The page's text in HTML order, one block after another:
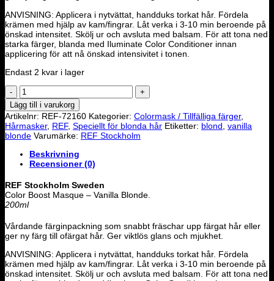
ANVISNING: Applicera i nytvättat, handduks torkat hår. Fördela
krämen med hjälp av kam/fingrar. Låt verka i 3-10 min beroende på
önskad intensitet. Skölj ur och avsluta med balsam. För att tona ned
starka färger, blanda med Iluminate Color Conditioner innan
applicering för att nå önskad intensivitet i tonen.
Endast 2 kvar i lager
COLOR
BOOST
MASQUE
-
VANILLA
BLONDE
mängd
Lägg till i varukorg
Artikelnr: REF-72160 Kategorier: Colormask / Tillfälliga färger,
Hårmasker, REF, Speciellt för blonda hår Etiketter: blond vanilla
blonde Varumärke: REF Stockholm
Beskrivning
Recensioner (0)
REF Stockholm Sweden
Color Boost Masque – Vanilla Blonde.
200ml
Vårdande färginpackning som snabbt fräschar upp färgat hår eller
ger ny färg till ofärgat hår. Ger viktlös glans och mjukhet.
ANVISNING: Applicera i nytvättat, handduks torkat hår. Fördela
krämen med hjälp av kam/fingrar. Låt verka i 3-10 min beroende på
önskad intensitet. Skölj ur och avsluta med balsam. För att tona ned